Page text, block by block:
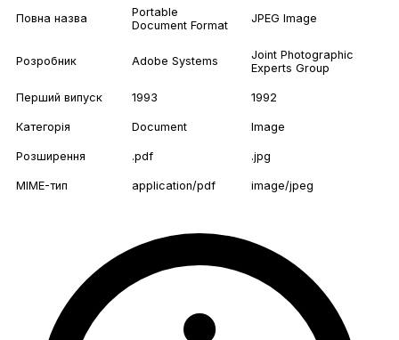
Повна назва
Portable
Document Format
JPEG Image
Розробник Adobe Systems
Joint Photographic
Experts Group
Перший випуск 1993 1992
Категорія Document Image
Розширення .pdf .jpg
MIME-тип application/pdf image/jpeg